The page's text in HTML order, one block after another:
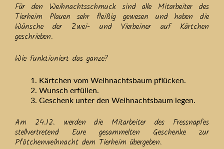
Für den Weihnachtsschmuck sind alle Mitarbeiter des
Tierheim Plauen sehr fleißig gewesen und haben die
Wünsche der Zwei- und Vierbeiner auf Kärtchen
geschrieben.
Wie funktioniert das ganze?
Kärtchen vom Weihnachtsbaum pflücken.
Wunsch erfüllen.
Geschenk unter den Weihnachtsbaum legen.
Am 24.12. werden die Mitarbeiter des Fressnapfes
stellvertretend Eure gesammelten Geschenke zur
Pfötchenweihnacht dem Tierheim übergeben.